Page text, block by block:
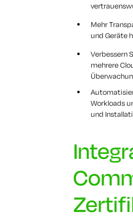
Mehr
und Geräte
Verbessern
mehrere
Workloads
und